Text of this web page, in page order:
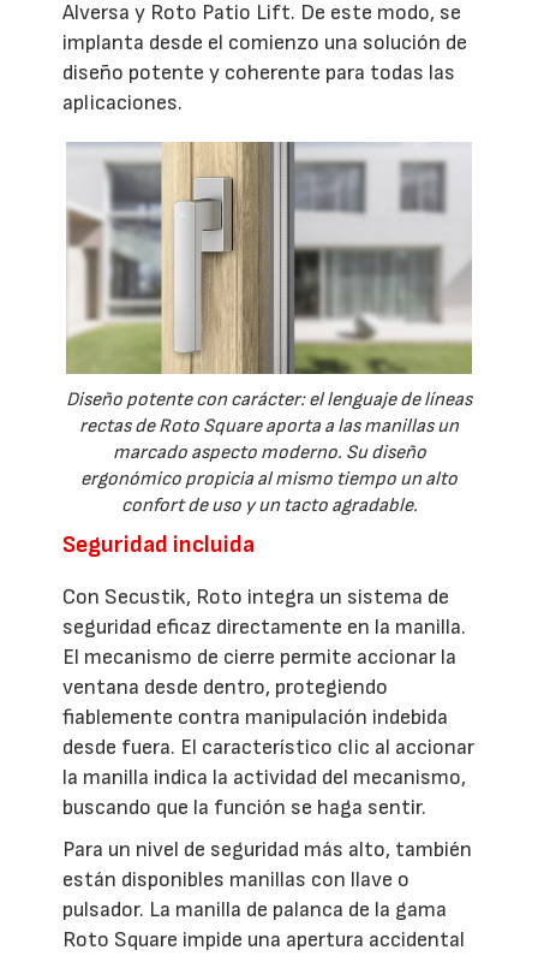
Alversa y Roto Patio Lift. De este modo, se
implanta desde el comienzo una solución de
diseño potente y coherente para todas las
aplicaciones.
Diseño potente con carácter: el lenguaje de líneas
rectas de Roto Square aporta a las manillas un
marcado aspecto moderno. Su diseño
ergonómico propicia al mismo tiempo un alto
confort de uso y un tacto agradable.
Seguridad incluida
Con Secustik, Roto integra un sistema de
seguridad eficaz directamente en la manilla.
El mecanismo de cierre permite accionar la
ventana desde dentro, protegiendo
fiablemente contra manipulación indebida
desde fuera. El característico clic al accionar
la manilla indica la actividad del mecanismo,
buscando que la función se haga sentir.
Para un nivel de seguridad más alto, también
están disponibles manillas con llave o
pulsador. La manilla de palanca de la gama
Roto Square impide una apertura accidental